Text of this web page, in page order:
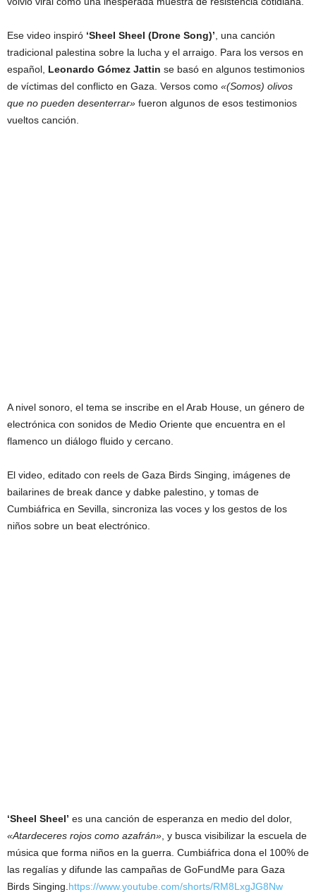
Ese video inspiró ‘Sheel Sheel (Drone Song)’, una canción
tradicional palestina sobre la lucha y el arraigo. Para los versos en
español, Leonardo Gómez Jattin se basó en algunos testimonios
de víctimas del conflicto en Gaza. Versos como «(Somos) olivos
que no pueden desenterrar» fueron algunos de esos testimonios
vueltos canción.
A nivel sonoro, el tema se inscribe en el Arab House, un género de
electrónica con sonidos de Medio Oriente que encuentra en el
flamenco un diálogo fluido y cercano.
El video, editado con reels de Gaza Birds Singing, imágenes de
bailarines de break dance y dabke palestino, y tomas de
Cumbiáfrica en Sevilla, sincroniza las voces y los gestos de los
niños sobre un beat electrónico.
‘Sheel Sheel’ es una canción de esperanza en medio del dolor,
«Atardeceres rojos como azafrán», y busca visibilizar la escuela de
música que forma niños en la guerra. Cumbiáfrica dona el 100% de
las regalías y difunde las campañas de GoFundMe para Gaza
Birds Singing.https://www.youtube.com/shorts/RM8LxgJG8Nw